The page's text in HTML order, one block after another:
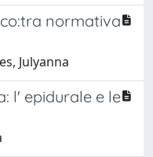
normativa
Julyanna
l' epidurale e le